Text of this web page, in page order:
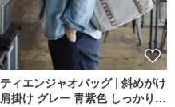
ティエンジャオバッグ | 斜めがけ
肩掛け グレー 青紫色 しっかりと